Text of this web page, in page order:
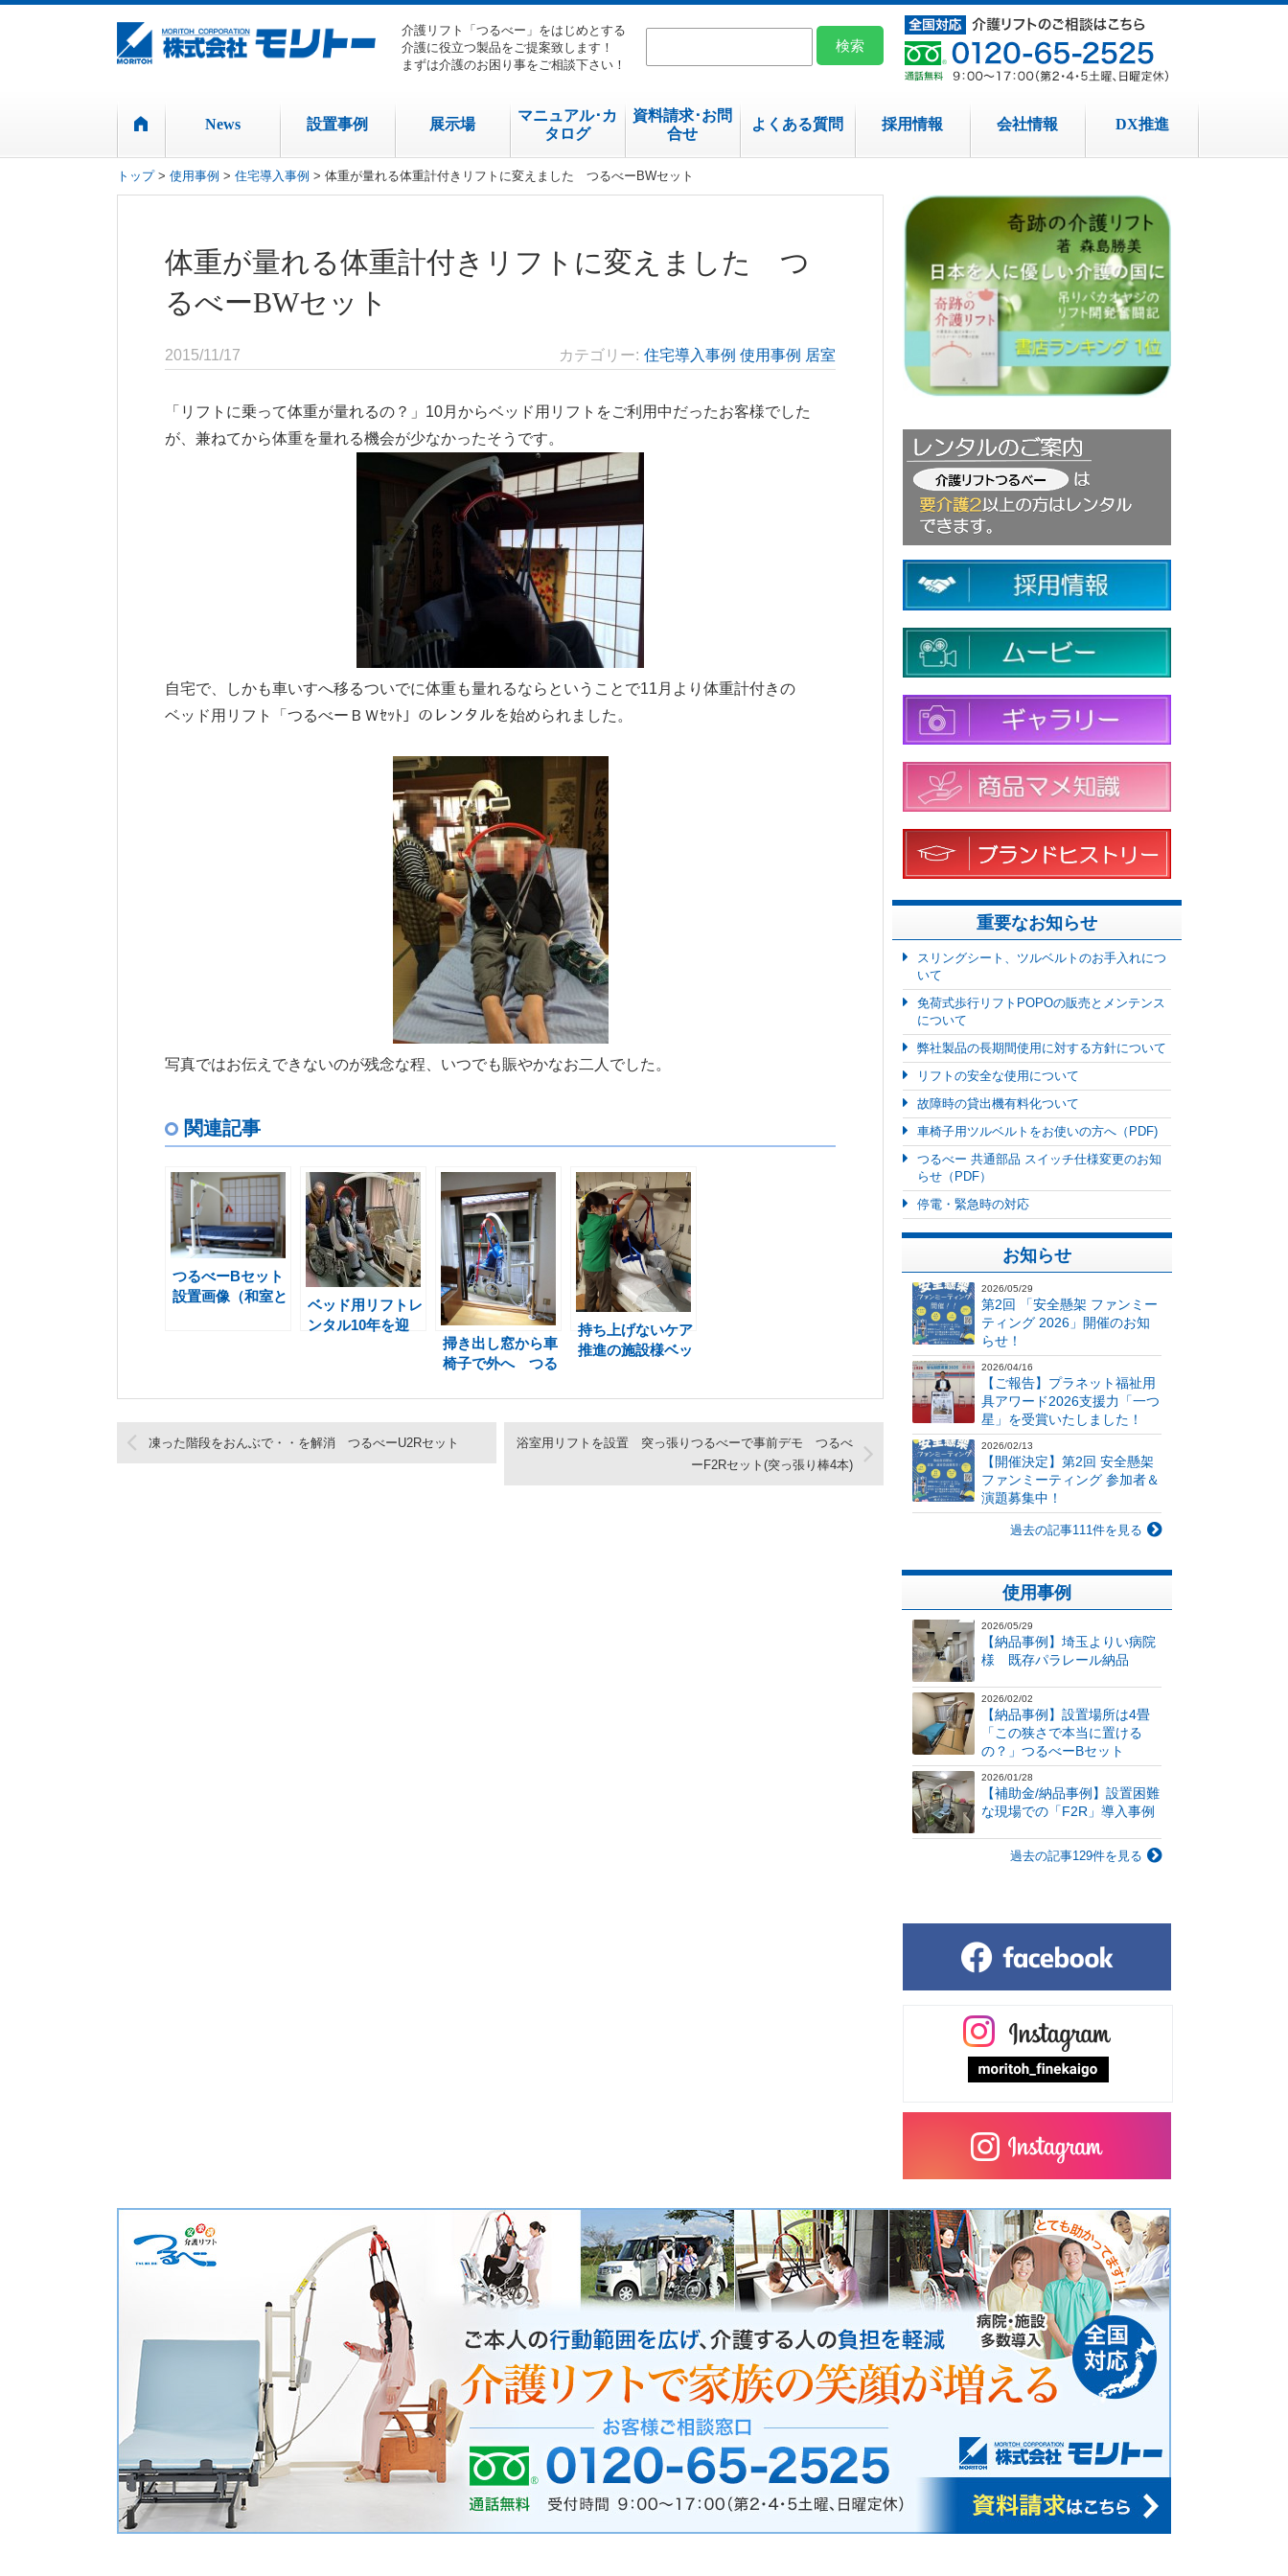
介護リフト「つるべー」をはじめとする
介護に役立つ製品をご提案致します！
まずは介護のお困り事をご相談下さい！
News 設置事例 展示場
マニュアル･カ
タログ
資料請求･お問
合せ
よくある質問 採用情報 会社情報 DX推進
トップ> 使用事例 > 住宅導入事例 > 体重が量れる体重計付きリフトに変えました つるべーBWセット
体重が量れる体重計付きリフトに変えました つ
るべーBWセット
2015/11/17 カテゴリー 住宅導入事例 使用事例 居室
「リフトに乗って体重が量れるの？」10月からベッド用リフトをご利用中だったお客様でした
が、兼ねてから体重を量れる機会が少なかったそうです。
自宅で、しかも車いすへ移るついでに体重も量れるならということで11月より体重計付きの
ベッド用リフト「つるべーＢＷｾｯﾄ」のレンタルを始められました。
写真ではお伝えできないのが残念な程、いつでも賑やかなお二人でした。
関連記事
つるべーBセット
設置画像（和室と
ベッド用リフトレ
ンタル10年を迎
掃き出し窓から車
椅子で外へ つる
持ち上げないケア
推進の施設様ベッ
凍った階段をおんぶで・・を解消 つるべーU2Rセット
浴室用リフトを設置 突っ張りつるべーで事前デモ つるべ
ーF2Rセット(突っ張り棒4本)
重要なお知らせ
スリングシート、ツルベルトのお手入れにつ
いて
免荷式歩行リフトPOPOの販売とメンテンス
について
弊社製品の長期間使用に対する方針について
リフトの安全な使用について
故障時の貸出機有料化ついて
車椅子用ツルベルトをお使いの方へ（PDF)
つるべー 共通部品 スイッチ仕様変更のお知
らせ（PDF）
停電・緊急時の対応
お知らせ
2026/05/29
第2回 「安全懸架 ファンミー
ティング 2026」開催のお知
らせ！
2026/04/16
【ご報告】プラネット福祉用
具アワード2026支援力「一つ
星」を受賞いたしました！
2026/02/13
【開催決定】第2回 安全懸架
ファンミーティング 参加者＆
演題募集中！
過去の記事111件を見る
使用事例
2026/05/29
【納品事例】埼玉よりい病院
様 既存パラレール納品
2026/02/02
【納品事例】設置場所は4畳
「この狭さで本当に置ける
の？」つるべーBセット
2026/01/28
【補助金/納品事例】設置困難
な現場での「F2R」導入事例
過去の記事129件を見る